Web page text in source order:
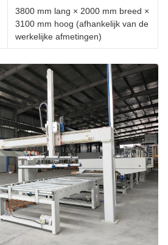
3800 mm lang × 2000 mm breed ×
3100 mm hoog (afhankelijk van de
werkelijke afmetingen)